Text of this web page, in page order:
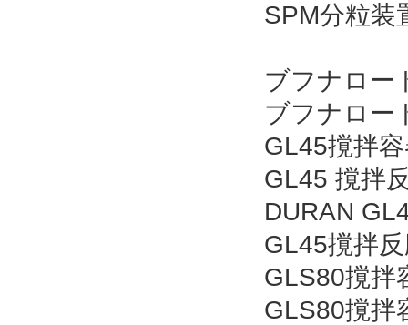
SPM分粒装
ブフナロー
ブフナロー
GL45撹拌
GL45 撹拌
DURAN
GL45撹拌
GLS80撹拌
GLS80撹拌